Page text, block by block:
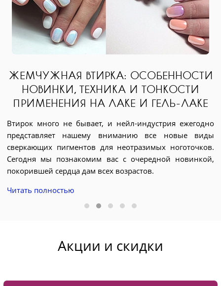
ЖЕМЧУЖНАЯ ВТИРКА: ОСОБЕННОСТИ
НОВИНКИ, ТЕХНИКА И ТОНКОСТИ
ПРИМЕНЕНИЯ НА ЛАКЕ И ГЕЛЬ-ЛАКЕ
Втирок много не бывает, и нейл-индустрия ежегодно
представляет нашему вниманию все новые виды
сверкающих пигментов для неотразимых ноготочков.
Сегодня мы познакомим вас с очередной новинкой,
покорившей сердца дам всех возрастов.
Читать полностью
Акции и скидки